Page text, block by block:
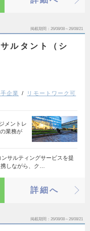
掲載期間 26/08/08～26/08/21
ルタント（シ
企業
リモートワーク可
メントレ
業務が
ンサルティングサービスを提
しながら、ク…
詳細へ
掲載期間 26/08/08～26/08/21